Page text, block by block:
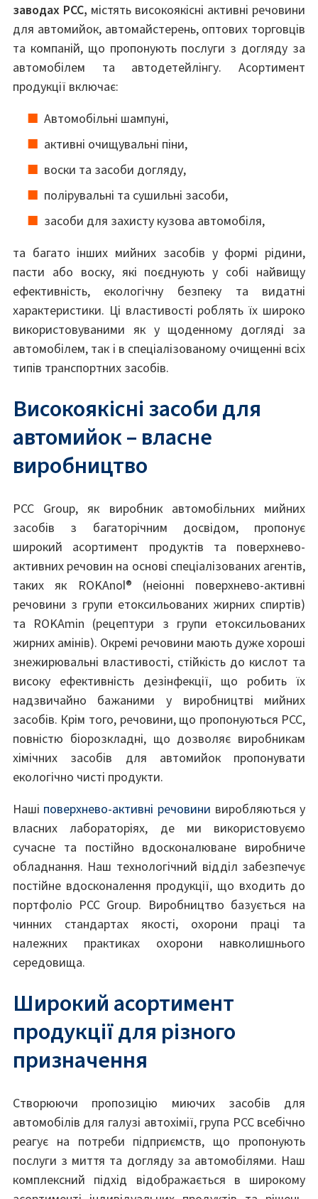
заводах PCC, містять високоякісні активні речовини
для автомийок, автомайстерень, оптових торговців
та компаній, що пропонують послуги з догляду за
автомобілем та автодетейлінгу. Асортимент
продукції включає:
Автомобільні шампуні,
активні очищувальні піни,
воски та засоби догляду,
полірувальні та сушильні засоби,
засоби для захисту кузова автомобіля,
та багато інших мийних засобів у формі рідини,
пасти або воску, які поєднують у собі найвищу
ефективність, екологічну безпеку та видатні
характеристики. Ці властивості роблять їх широко
використовуваними як у щоденному догляді за
автомобілем, так і в спеціалізованому очищенні всіх
типів транспортних засобів.
Високоякісні засоби для
автомийок – власне
виробництво
PCC Group, як виробник автомобільних мийних
засобів з багаторічним досвідом, пропонує
широкий асортимент продуктів та поверхнево-
активних речовин на основі спеціалізованих агентів,
таких як ROKAnol® (неіонні поверхнево-активні
речовини з групи етоксильованих жирних спиртів)
та ROKAmin (рецептури з групи етоксильованих
жирних амінів). Окремі речовини мають дуже хороші
знежирювальні властивості, стійкість до кислот та
високу ефективність дезінфекції, що робить їх
надзвичайно бажаними у виробництві мийних
засобів. Крім того, речовини, що пропонуються PCC,
повністю біорозкладні, що дозволяє виробникам
хімічних засобів для автомийок пропонувати
екологічно чисті продукти.
Наші поверхнево-активні речовини виробляються у
власних лабораторіях, де ми використовуємо
сучасне та постійно вдосконалюване виробниче
обладнання. Наш технологічний відділ забезпечує
постійне вдосконалення продукції, що входить до
портфоліо PCC Group. Виробництво базується на
чинних стандартах якості, охорони праці та
належних практиках охорони навколишнього
середовища.
Широкий асортимент
продукції для різного
призначення
Створюючи пропозицію миючих засобів для
автомобілів для галузі автохімії, група PCC всебічно
реагує на потреби підприємств, що пропонують
послуги з миття та догляду за автомобілями. Наш
комплексний підхід відображається в широкому